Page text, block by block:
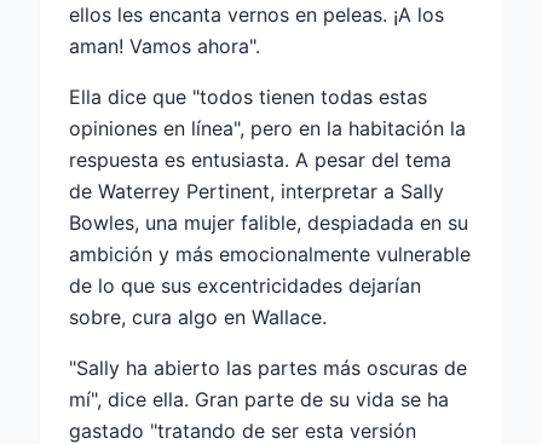
ellos les encanta vernos en peleas. ¡A los
aman! Vamos ahora".
Ella dice que "todos tienen todas estas
opiniones en línea", pero en la habitación la
respuesta es entusiasta. A pesar del tema
de Waterrey Pertinent, interpretar a Sally
Bowles, una mujer falible, despiadada en su
ambición y más emocionalmente vulnerable
de lo que sus excentricidades dejarían
sobre, cura algo en Wallace.
"Sally ha abierto las partes más oscuras de
mí", dice ella. Gran parte de su vida se ha
gastado "tratando de ser esta versión